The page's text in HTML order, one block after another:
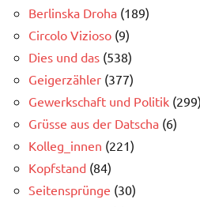
Berlinska Droha (189)
Circolo Vizioso (9)
Dies und das (538)
Geigerzähler (377)
Gewerkschaft und Politik (299)
Grüsse aus der Datscha (6)
Kolleg_innen (221)
Kopfstand (84)
Seitensprünge (30)